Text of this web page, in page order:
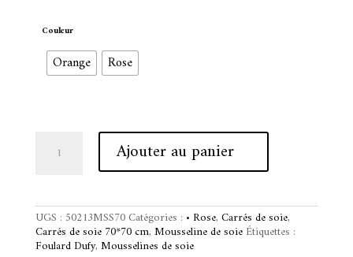
Couleur
Orange Rose
-
Bouquet
d'arum
Ajouter au panier
A
t
n
a
t
UGS : 50213MSS70 Catégories : • Rose, Carrés de soie,
Carrés de soie 70*70 cm, Mousseline de soie Étiquettes :
Foulard Dufy, Mousselines de soie